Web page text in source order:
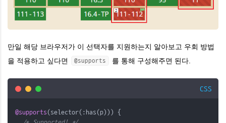
만일 해당 브라우저가 이 선택자를 지원하는지 알아보고 우회 방법
을 적용하고 싶다면
@supports 를 통해 구성해주면 된다.
CSS
@supports(selector(:has(p))) {